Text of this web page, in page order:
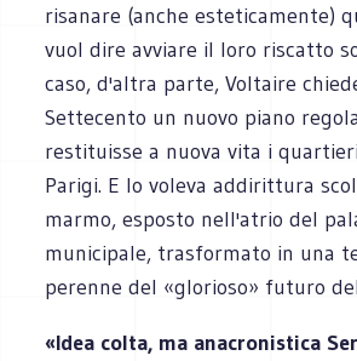
risanare (anche esteticamente)
vuol dire avviare il loro riscatto
caso, d'altra parte, Voltaire
Settecento un nuovo piano
restituisse a nuova vita i
Parigi. E lo voleva addirittura
marmo, esposto nell'atrio del
municipale, trasformato in una
perenne del «glorioso» futuro
«Idea colta, ma anacronistica